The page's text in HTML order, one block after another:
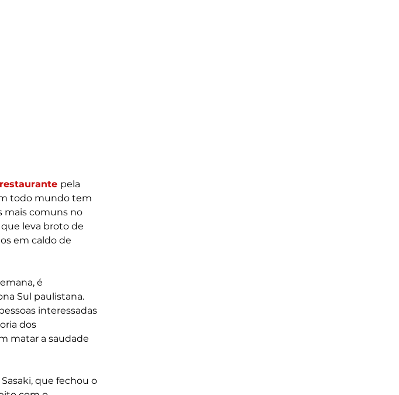
restaurante pela
todo mundo tem
mais comuns no
leva broto de
em caldo de
é
Sul paulistana.
interessadas
dos
matar a saudade
que fechou o